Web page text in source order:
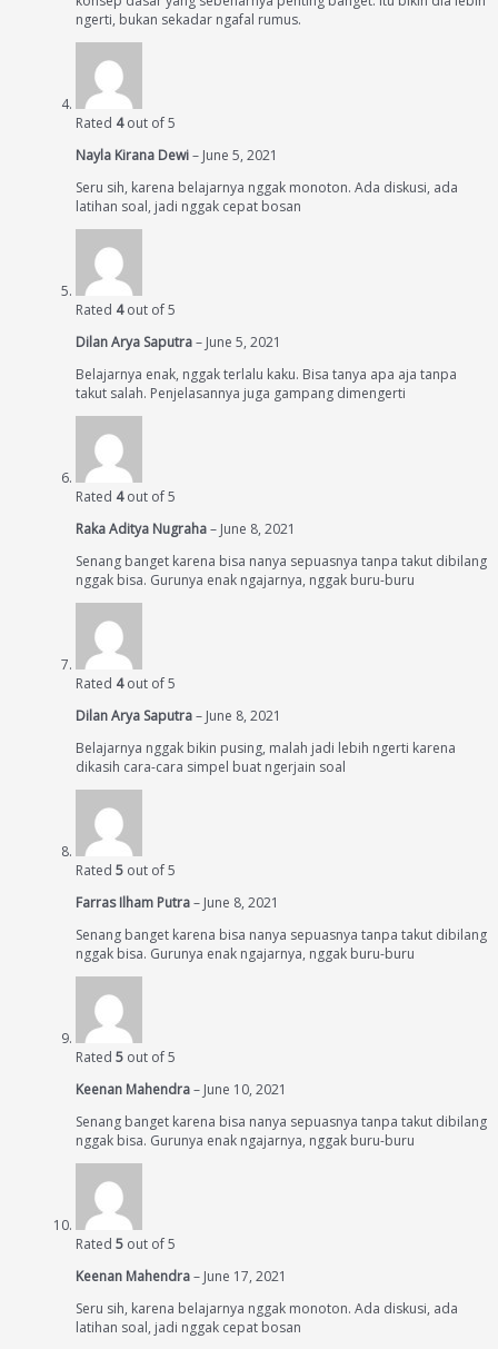
ngerti, bukan sekadar ngafal rumus.
Rated 4out of 5
Nayla Kirana Dewi– June 5, 2021
Seru sih, karena belajarnya nggak monoton. Ada diskusi, ada
latihan soal, jadi nggak cepat bosan
Rated 4out of 5
Dilan Arya Saputra– June 5, 2021
Belajarnya enak, nggak terlalu kaku. Bisa tanya apa aja tanpa
takut salah. Penjelasannya juga gampang dimengerti
Rated 4out of 5
Raka Aditya Nugraha– June 8, 2021
Senang banget karena bisa nanya sepuasnya tanpa takut dibilang
nggak bisa. Gurunya enak ngajarnya, nggak buru-buru
Rated 4out of 5
Dilan Arya Saputra– June 8, 2021
Belajarnya nggak bikin pusing, malah jadi lebih ngerti karena
dikasih cara-cara simpel buat ngerjain soal
Rated 5 out of 5
Farras Ilham Putra– June 8, 2021
Senang banget karena bisa nanya sepuasnya tanpa takut dibilang
nggak bisa. Gurunya enak ngajarnya, nggak buru-buru
Rated 5 out of 5
Keenan Mahendra– June 10, 2021
Senang banget karena bisa nanya sepuasnya tanpa takut dibilang
nggak bisa. Gurunya enak ngajarnya, nggak buru-buru
Rated 5 out of 5
Keenan Mahendra– June 17, 2021
Seru sih, karena belajarnya nggak monoton. Ada diskusi, ada
latihan soal, jadi nggak cepat bosan